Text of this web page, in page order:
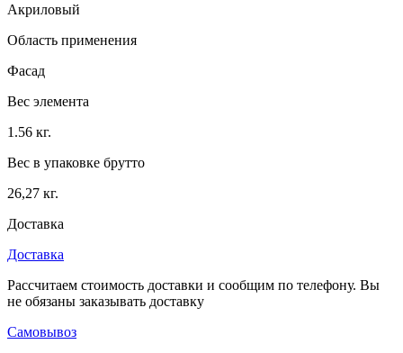
Акриловый
Область применения
Фасад
Вес элемента
1.56 кг.
Вес в упаковке брутто
26,27 кг.
Доставка
Доставка
Рассчитаем стоимость доставки и сообщим по телефону. Вы
не обязаны заказывать доставку
Самовывоз